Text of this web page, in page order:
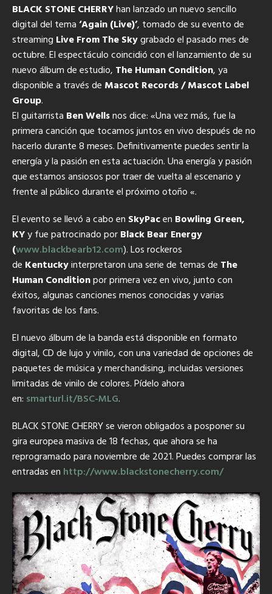
BLACK STONE CHERRYhan lanzado un nuevo sencillo
digital del tema‘Again (Live)’, tomado de su evento de
streaming Live From The Skygrabado el pasado mes de
octubre. El espectáculo coincidió con el lanzamiento de su
nuevo álbum de estudio, The Human Condition, ya
disponible a través de Mascot Records / Mascot Label
Group.
El guitarrista Ben Wellsnos dice: «Una vez más, fue la
primera canción que tocamos juntos en vivo después de no
hacerlo durante 8 meses. Definitivamente puedes sentir la
energía y la pasión en esta actuación. Una energía y pasión
que estamos ansiosos por traer de vuelta al escenario y
frente al público durante el próximo otoño «.
El evento se llevó a cabo en SkyPacen Bowling Green,
KYy fue patrocinado porBlack Bear Energy
(www.blackbearb12.com). Los rockeros
de Kentuckyinterpretaron una serie de temas de The
Human Conditionpor primera vez en vivo, junto con
éxitos, algunas canciones menos conocidas y varias
favoritas de los fans.
El nuevo álbum de la banda está disponible en formato
digital, CD de lujo y vinilo, con una variedad de opciones de
paquetes de música y merchandising, incluidas versiones
limitadas de vinilo de colores. Pídelo ahora
en: smarturl.it/BSC-MLG.
BLACK STONE CHERRY se vieron obligados a posponer su
gira europea masiva de 18 fechas, que ahora se ha
reprogramado para noviembre de 2021. Puedes comprar las
entradas en http://www.blackstonecherry.com/